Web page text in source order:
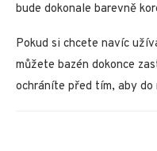
bude dokonale barevně
Pokud si chcete navíc
můžete bazén dokonce
ochráníte před tím, aby